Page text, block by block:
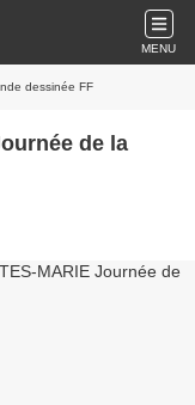
MENU
dessinée FF